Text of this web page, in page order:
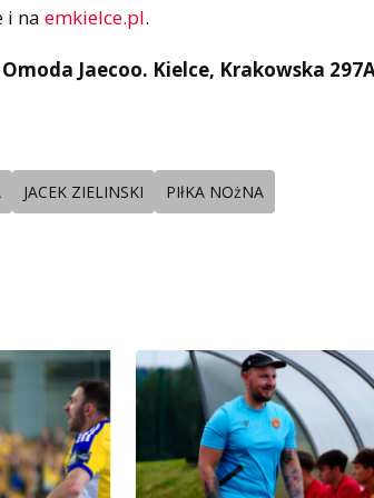
i na emkielce.pl.
Jaecoo. Kielce, Krakowska
JACEK ZIELINSKI PIłKA NOżNA